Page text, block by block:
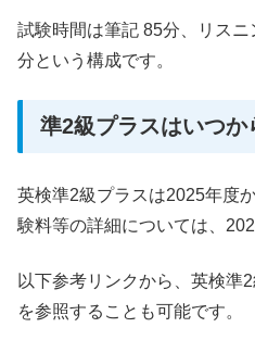
試験時間は筆記 85分、リス
分という構成です。
準2級プラスはいつ
英検準2級プラスは2025年度
験料等の詳細については、
以下参考リンクから、英検準
を参照することも可能です。